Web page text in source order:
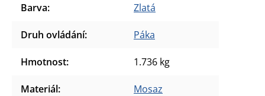
Barva: Zlatá
Druh ovládání: Páka
Hmotnost: 1.736 kg
Materiál: Mosaz